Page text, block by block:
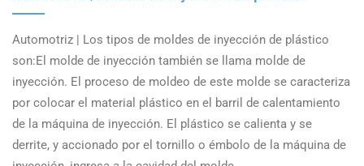
Automotriz | Los tipos de moldes de inyección de plástico
son:El molde de inyección también se llama molde de
inyección. El proceso de moldeo de este molde se caracteriza
por colocar el material plástico en el barril de calentamiento
de la máquina de inyección. El plástico se calienta y se
derrite, y accionado por el tornillo o émbolo de la máquina de